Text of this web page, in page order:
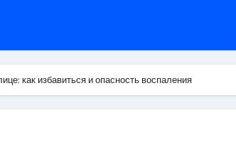
основные этапы в медицинском
и сибирским городом: варианты
как избавиться и опасность воспаления